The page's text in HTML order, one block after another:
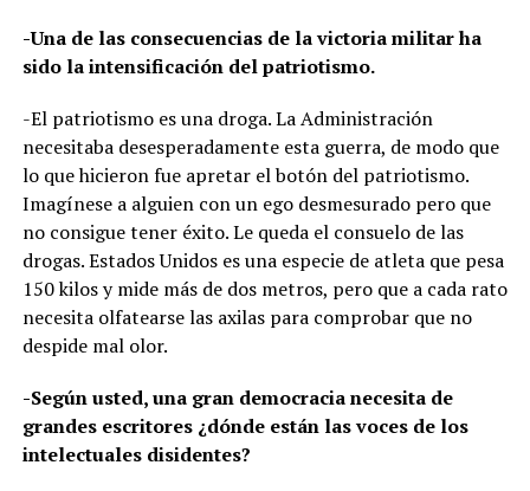
-Una de las consecuencias de la victoria militar ha
sido la intensificación del patriotismo.
-El patriotismo es una droga. La Administración
necesitaba desesperadamente esta guerra, de modo que
lo que hicieron fue apretar el botón del patriotismo.
Imagínese a alguien con un ego desmesurado pero que
no consigue tener éxito. Le queda el consuelo de las
drogas. Estados Unidos es una especie de atleta que pesa
150 kilos y mide más de dos metros, pero que a cada rato
necesita olfatearse las axilas para comprobar que no
despide mal olor.
-Según usted, una gran democracia necesita de
grandes escritores ¿dónde están las voces de los
intelectuales disidentes?